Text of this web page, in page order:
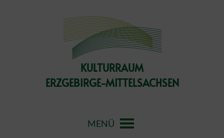
KULTURRAUM
ERZGEBIRGE-MITTELSACHSEN
MENÜ